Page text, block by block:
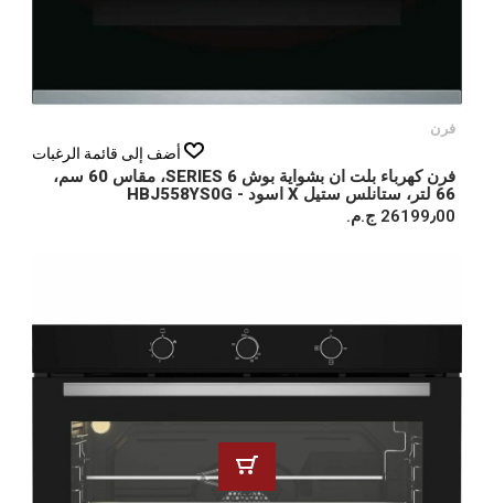
فرن
أضف إلى قائمة الرغبات
فرن كهرباء بلت ان بشواية بوش SERIES 6، مقاس 60 سم،
66 لتر، ستانلس ستيل X اسود - HBJ558YS0G
26199٫00 ج.م.‏